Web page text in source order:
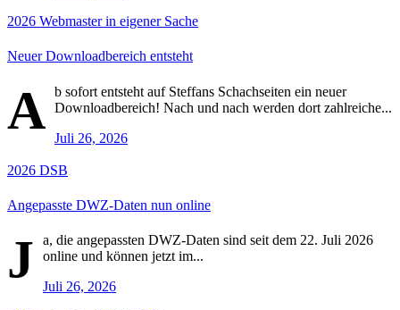
2026 Webmaster in eigener Sache
Neuer Downloadbereich entsteht
A b sofort entsteht auf Steffans Schachseiten ein neuer
Downloadbereich! Nach und nach werden dort zahlreiche...
Juli 26, 2026
2026 DSB
Angepasste DWZ-Daten nun online
J
a, die angepassten DWZ-Daten sind seit dem 22. Juli 2026
online und können jetzt im...
Juli 26, 2026